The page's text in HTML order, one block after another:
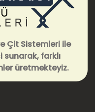
Çit Sistemleri ile
sunarak, farklı
üretmekteyiz.